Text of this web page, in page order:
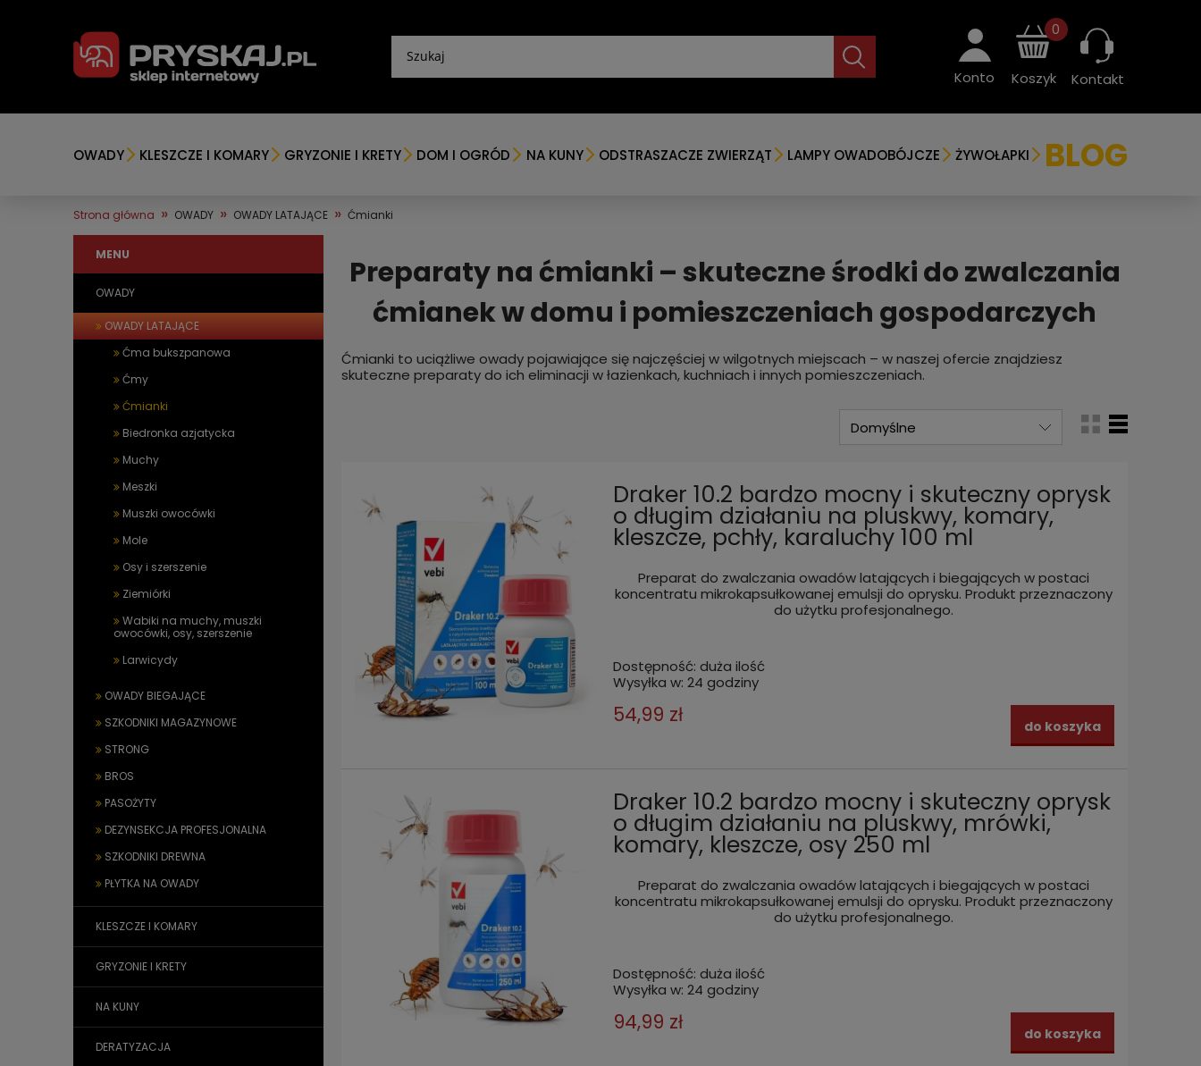
Konto Koszyk
0
Kontakt
OWADY KLESZCZE I KOMARY GRYZONIE I KRETY DOM I OGRÓD NA KUNY ODSTRASZACZE ZWIERZĄT LAMPY OWADOBÓJCZE ŻYWOŁAPKI BLOG
Strona główna » OWADY » OWADY LATAJĄCE » Ćmianki
MENU
OWADY
OWADY LATAJĄCE
Ćma bukszpanowa
Ćmy
Ćmianki
Biedronka azjatycka
Muchy
Meszki
Muszki owocówki
Mole
Osy i szerszenie
Ziemiórki
Wabiki na muchy, muszki
owocówki, osy, szerszenie
Larwicydy
OWADY BIEGAJĄCE
SZKODNIKI MAGAZYNOWE
STRONG
BROS
PASOŻYTY
DEZYNSEKCJA PROFESJONALNA
SZKODNIKI DREWNA
PŁYTKA NA OWADY
KLESZCZE I KOMARY
GRYZONIE I KRETY
NA KUNY
DERATYZACJA
Preparaty na ćmianki – skuteczne środki do zwalczania
ćmianek w domu i pomieszczeniach gospodarczych
Ćmianki to uciążliwe owady pojawiające się najczęściej w wilgotnych miejscach – w naszej ofercie znajdziesz
skuteczne preparaty do ich eliminacji w łazienkach, kuchniach i innych pomieszczeniach.
Draker 10.2 bardzo mocny i skuteczny oprysk
o długim działaniu na pluskwy, komary,
kleszcze, pchły, karaluchy 100 ml
Preparat do zwalczania owadów latających i biegających w postaci
koncentratu mikrokapsułkowanej emulsji do oprysku. Produkt przeznaczony
do użytku profesjonalnego.
Dostępność: duża ilość
Wysyłka w: 24 godziny
54,99 zł do koszyka
Draker 10.2 bardzo mocny i skuteczny oprysk
o długim działaniu na pluskwy, mrówki,
komary, kleszcze, osy 250 ml
Preparat do zwalczania owadów latających i biegających w postaci
koncentratu mikrokapsułkowanej emulsji do oprysku. Produkt przeznaczony
do użytku profesjonalnego.
Dostępność: duża ilość
Wysyłka w: 24 godziny
94,99 zł do koszyka